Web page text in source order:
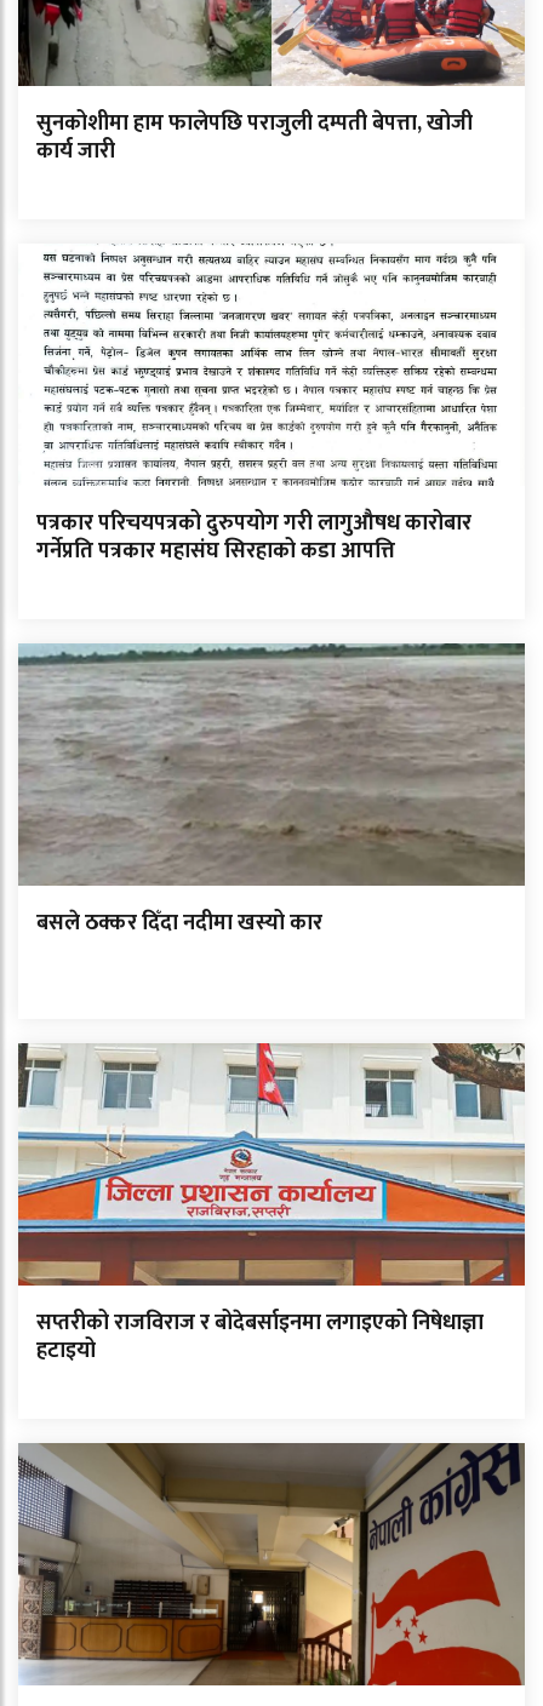
सुनकोशीमा हाम फालेपछि पराजुली दम्पती बेपत्ता, खोजी
कार्य जारी
पत्रकार परिचयपत्रको दुरुपयोग गरी लागुऔषध कारोबार
गर्नेप्रति पत्रकार महासंघ सिरहाको कडा आपत्ति
बसले ठक्कर दिँदा नदीमा खस्यो कार
सप्तरीको राजविराज र बोदेबर्साइनमा लगाइएको निषेधाज्ञा
हटाइयो